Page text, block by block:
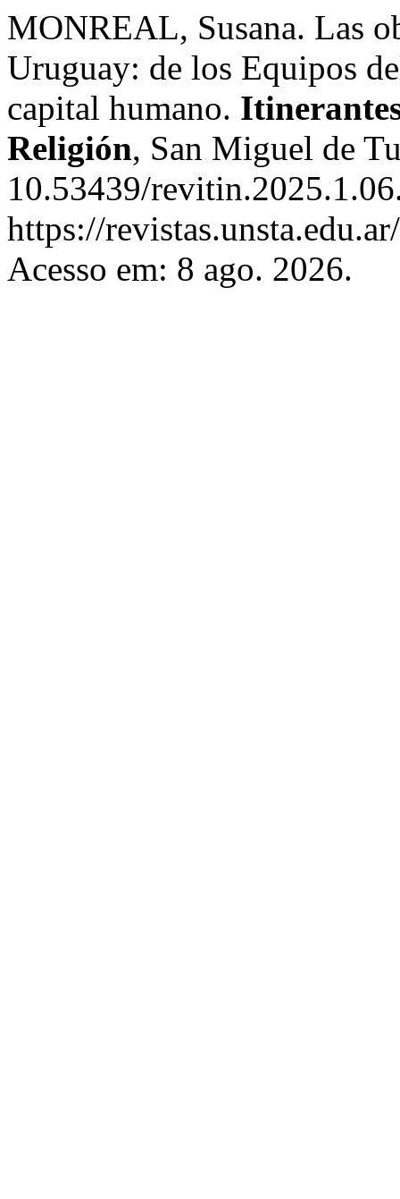
MONREAL, Susana. Las
Uruguay: de los Equipos
capital humano.
Religión, San Miguel de
10.53439/
https://
Acesso em: 8 ago. 2026.